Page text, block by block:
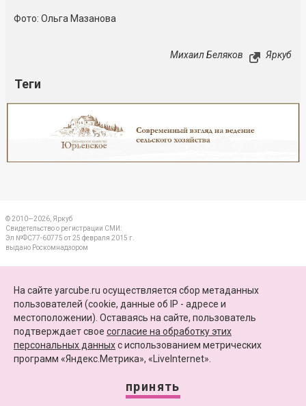
Фото: Ольга Мазанова
Михаил Беляков Яркуб
Теги
© 2010—2026, Яркуб
Свидетельство о регистрации СМИ:
Эл №ФС77-60775 от 25 февраля 2015 г.
выдано Роскомнадзором
ПАРТНЕРЫ
КАРТА САЙТА
+7 (4852) 64-15-52
Сайт функционирует при финансовой поддержке Министерства цифрового развития,
связи и массовых коммуникаций Российской Федерации
На сайте yarcube.ru осуществляется сбор метаданных
пользователей (cookie, данные об IP - адресе и
местоположении). Оставаясь на сайте, пользователь
подтверждает свое согласие на обработку этих
персональных данныхc использованием метрических
программ «Яндекс.Метрика», «LiveInternet».
принять